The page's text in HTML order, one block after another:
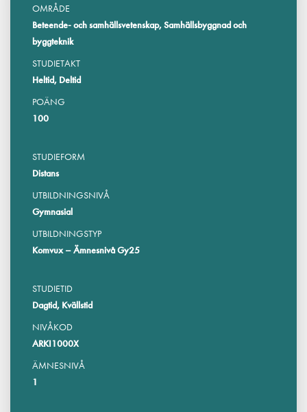
OMRÅDE
Beteende- och samhällsvetenskap, Samhällsbyggnad och
byggteknik
STUDIETAKT
Heltid, Deltid
POÄNG
100
STUDIEFORM
Distans
UTBILDNINGSNIVÅ
Gymnasial
UTBILDNINGSTYP
Komvux – Ämnesnivå Gy25
STUDIETID
Dagtid, Kvällstid
NIVÅKOD
ARKI1000X
ÄMNESNIVÅ
1